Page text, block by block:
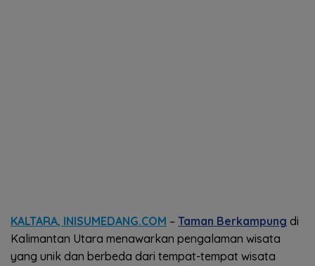
KALTARA, INISUMEDANG.COM – Taman Berkampung di
Kalimantan Utara menawarkan pengalaman wisata
yang unik dan berbeda dari tempat-tempat wisata